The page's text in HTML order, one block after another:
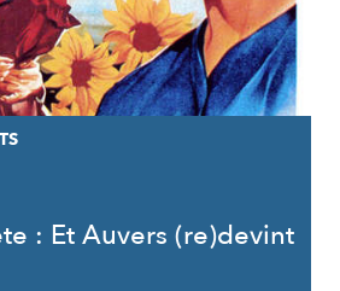
: Et Auvers (re)devint